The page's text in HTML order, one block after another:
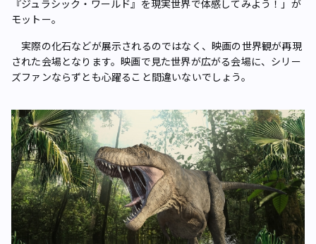
『ジュラシック・ワールド』を現実世界で体感してみよう！」が
モットー。
実際の化石などが展示されるのではなく、映画の世界観が再現
された会場となります。映画で見た世界が広がる会場に、シリー
ズファンならずとも心躍ること間違いないでしょう。